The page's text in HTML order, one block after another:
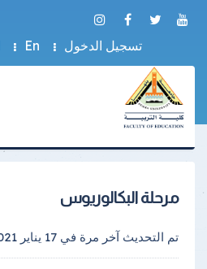
تسجيل الدخول En
مرحلة البكالوريوس
تم التحديث آخر مرة في 17 يناير 2021